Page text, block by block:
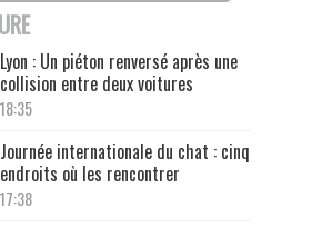
Lyon : Un piéton renversé après une
collision entre deux voitures
18:35
Journée internationale du chat : cinq
endroits où les rencontrer
17:38